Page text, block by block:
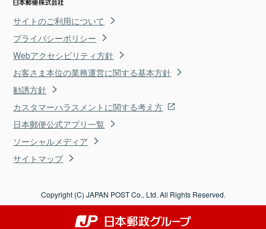
サイトのご利用について
プライバシーポリシー
Webアクセシビリティ方針
お客さま本位の業務運営に関する基本方針
勧誘方針
カスタマーハラスメントに関する考え方
日本郵便公式アプリ一覧
ソーシャルメディア
サイトマップ
Copyright (C) JAPAN POST Co., Ltd. All Rights Reserved.